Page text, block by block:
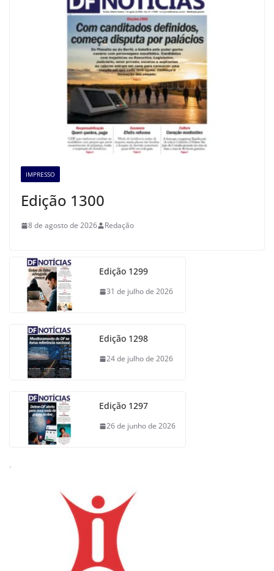
IMPRESSO
Edição 1300
8 de agosto de 2026 Redação
Edição 1299
31 de julho de 2026
Edição 1298
24 de julho de 2026
Edição 1297
26 de junho de 2026